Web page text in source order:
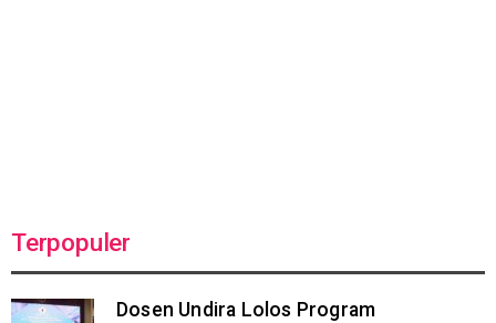
Terpopuler
Dosen Undira Lolos Program